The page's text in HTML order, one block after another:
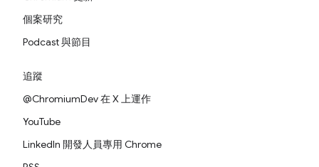
個案研究
Podcast 與節目
追蹤
@ChromiumDev 在 X 上運作
YouTube
LinkedIn 開發人員專用 Chrome